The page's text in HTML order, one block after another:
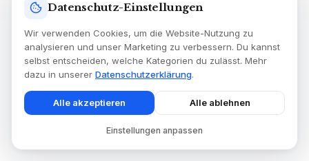
100%
DSGVO-konform
Daten bleiben
SSL-verschlüsselte
Datenschutz-Einstellungen
Wir verwenden Cookies, um die Website-Nutzung zu
analysieren und unser Marketing zu verbessern. Du kannst
selbst entscheiden, welche Kategorien du zulässt. Mehr
dazu in unserer Datenschutzerklärung.
Alle akzeptieren Alle ablehnen
Einstellungen anpassen